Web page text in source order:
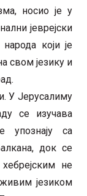
носио је у
јеврејски
који је
свом језику и
У Јерусалиму
се изучава
упознају са
док се
не
језиком